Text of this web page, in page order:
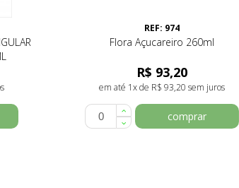
REF: 974
Flora Açucareiro 260ml
R$ 93,20
em até 1x de R$ 93,20 sem juros
comprar